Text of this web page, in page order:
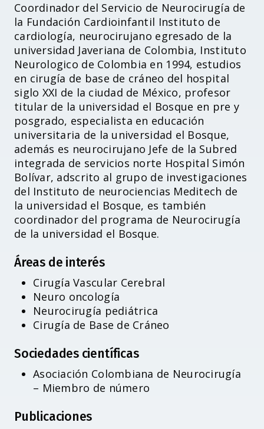
Accesibilidad
Coordinador del Servicio de Neurocirugía de
la Fundación Cardioinfantil Instituto de
cardiología, neurocirujano egresado de la
universidad Javeriana de Colombia, Instituto
Neurologico de Colombia en 1994, estudios
en cirugía de base de cráneo del hospital
siglo XXI de la ciudad de México, profesor
titular de la universidad el Bosque en pre y
posgrado, especialista en educación
universitaria de la universidad el Bosque,
además es neurocirujano Jefe de la Subred
integrada de servicios norte Hospital Simón
Bolívar, adscrito al grupo de investigaciones
del Instituto de neurociencias Meditech de
la universidad el Bosque, es también
coordinador del programa de Neurocirugía
de la universidad el Bosque.
Áreas de interés
Cirugía Vascular Cerebral
Neuro oncología
Neurocirugía pediátrica
Cirugía de Base de Cráneo
Sociedades científicas
Asociación Colombiana de Neurocirugía
– Miembro de número
Publicaciones